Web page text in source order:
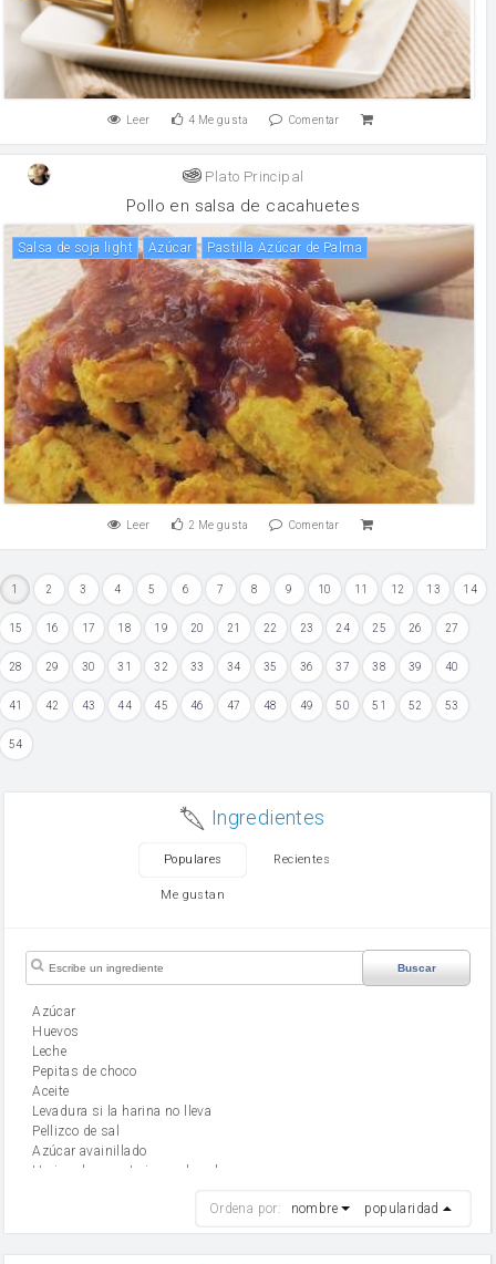
Leer 4 Me gusta Comentar
Plato Principal
Pollo en salsa de cacahuetes
salsa de soja light Azúcar Pastilla Azúcar de Palma
Leer 2 Me gusta Comentar
1 2 3 4 5 6 7 8 9 10 11 12 13 14
15 16 17 18 19 20 21 22 23 24 25 26 27
28 29 30 31 32 33 34 35 36 37 38 39 40
41 42 43 44 45 46 47 48 49 50 51 52 53
54
Ingredientes
Populares Recientes
Me gustan
Buscar
Azúcar
huevos
leche
Pepitas de choco
aceite
Levadura si la harina no lleva
Pellizco de sal
Azúcar avainillado
Harina de reposteria con levadura
mantequilla
Ordena por: nombre popularidad